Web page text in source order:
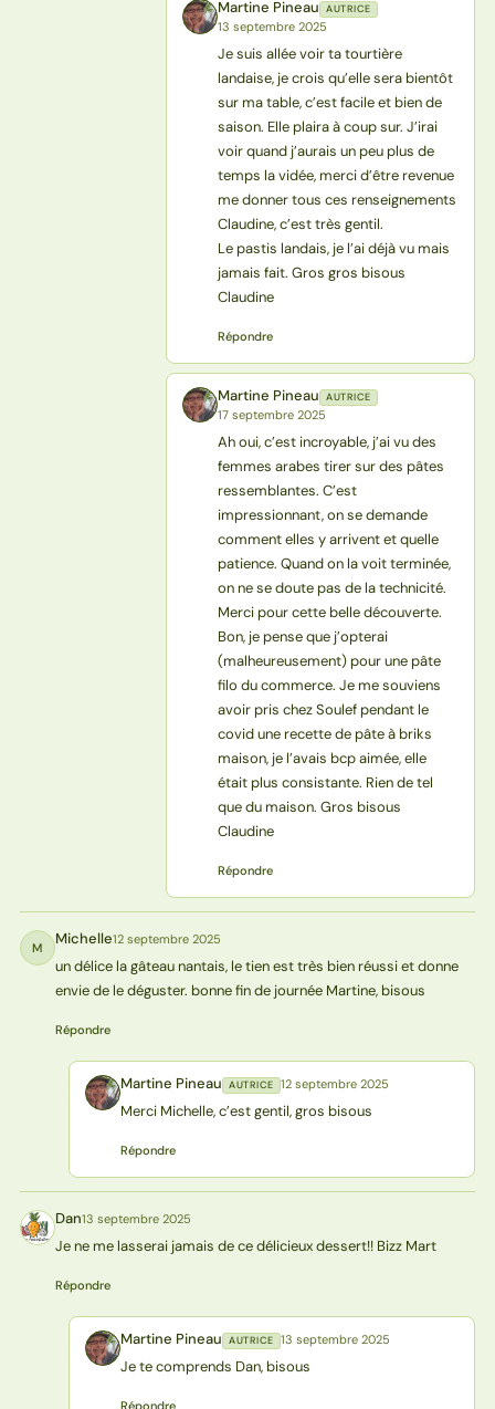
MP Martine Pineau AUTRICE
13 septembre 2025
Je suis allée voir ta tourtière
landaise, je crois qu’elle sera bientôt
sur ma table, c’est facile et bien de
saison. Elle plaira à coup sur. J’irai
voir quand j’aurais un peu plus de
temps la vidée, merci d’être revenue
me donner tous ces renseignements
Claudine, c’est très gentil.
Le pastis landais, je l’ai déjà vu mais
jamais fait. Gros gros bisous
Claudine
Répondre
MP Martine Pineau AUTRICE
17 septembre 2025
Ah oui, c’est incroyable, j’ai vu des
femmes arabes tirer sur des pâtes
ressemblantes. C’est
impressionnant, on se demande
comment elles y arrivent et quelle
patience. Quand on la voit terminée,
on ne se doute pas de la technicité.
Merci pour cette belle découverte.
Bon, je pense que j’opterai
(malheureusement) pour une pâte
filo du commerce. Je me souviens
avoir pris chez Soulef pendant le
covid une recette de pâte à briks
maison, je l’avais bcp aimée, elle
était plus consistante. Rien de tel
que du maison. Gros bisous
Claudine
Répondre
M Michelle12 septembre 2025
un délice la gâteau nantais, le tien est très bien réussi et donne
envie de le déguster. bonne fin de journée Martine, bisous
Répondre
MP Martine Pineau AUTRICE 12 septembre 2025
Merci Michelle, c’est gentil, gros bisous
Répondre
D Dan13 septembre 2025
Je ne me lasserai jamais de ce délicieux dessert!! Bizz Mart
Répondre
MP Martine Pineau AUTRICE 13 septembre 2025
Je te comprends Dan, bisous
Répondre